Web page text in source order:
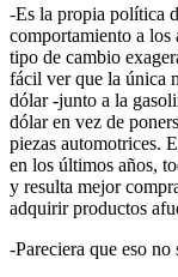
-Es la propia política
comportamiento a los
tipo de cambio
fácil ver que la única
dólar -junto a la
dólar en vez de
piezas automotrices.
en los últimos años,
y resulta mejor
adquirir productos
-Pareciera que eso no